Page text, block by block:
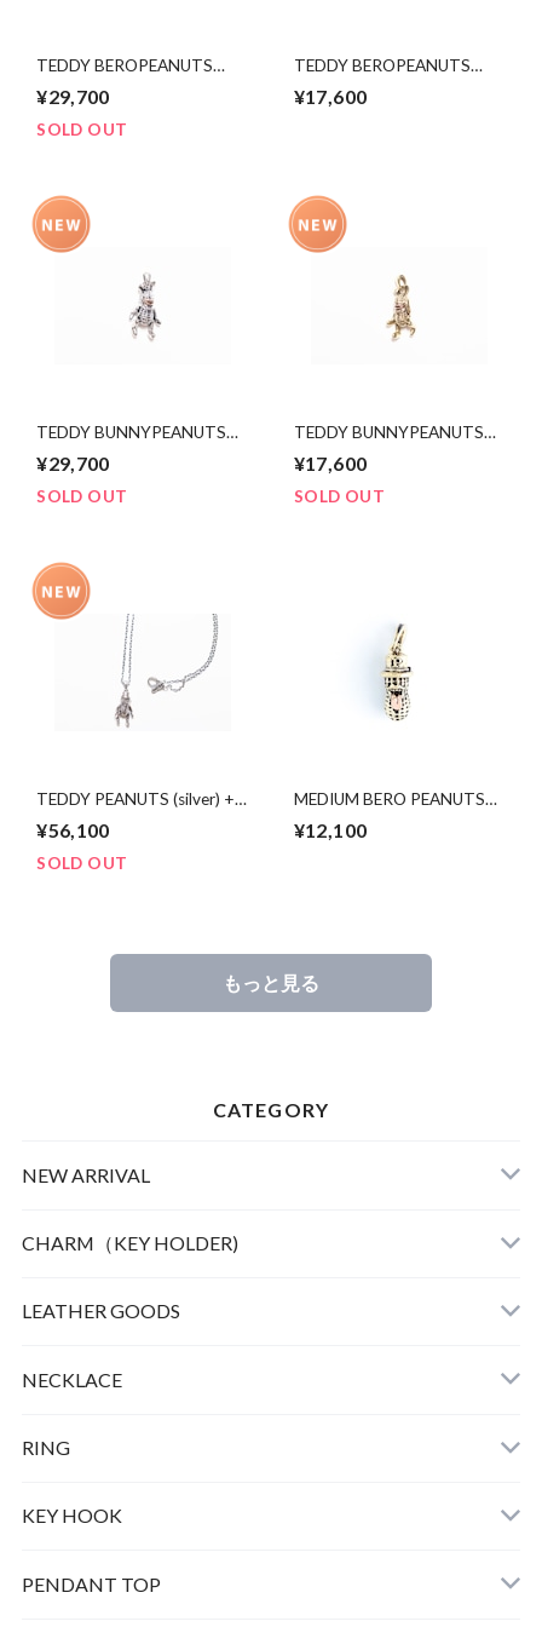
TEDDY BEROPEANUTS
¥29,700
SOLD OUT
TEDDY BEROPEANUTS
¥17,600
TEDDY BUNNYPEANUTS
¥29,700
SOLD OUT
TEDDY BUNNYPEANUTS
¥17,600
SOLD OUT
TEDDY PEANUTS (silver) +
¥56,100
SOLD OUT
MEDIUM BERO PEANUTS
¥12,100
もっと見る
CATEGORY
NEW ARRIVAL
LEATHER
CLOTHING
CHARM（KEY HOLDER)
LEATHER GOODS
NECKLACE
GOOD LIFE CHARM
BULL DOG
RING
KEY HOOK
PEAUTS CARABINER
PENDANT TOP